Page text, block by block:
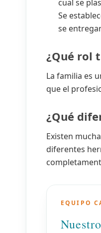
cual se
Se
se
¿Qué rol
La familia es
que el
¿Qué
Existen
diferentes
EQUIPO